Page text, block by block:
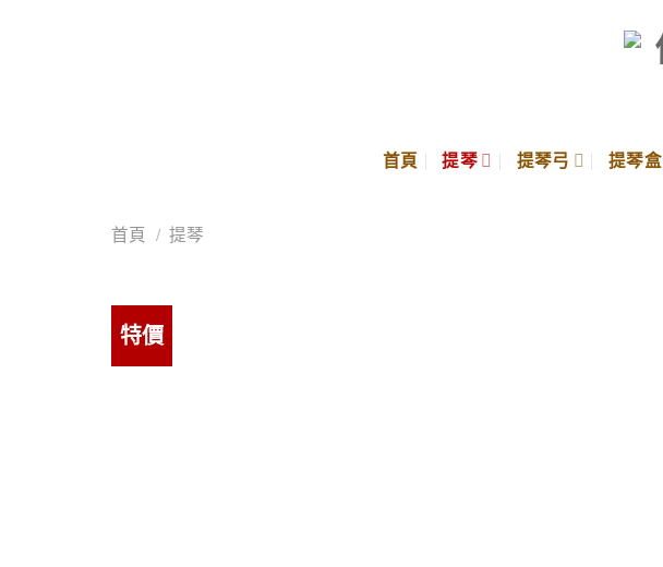
首頁 提琴 提琴弓 提琴盒
首頁 / 提琴
特價